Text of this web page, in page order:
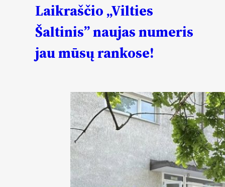
Laikraščio „Vilties
Šaltinis” naujas numeris
jau mūsų rankose!